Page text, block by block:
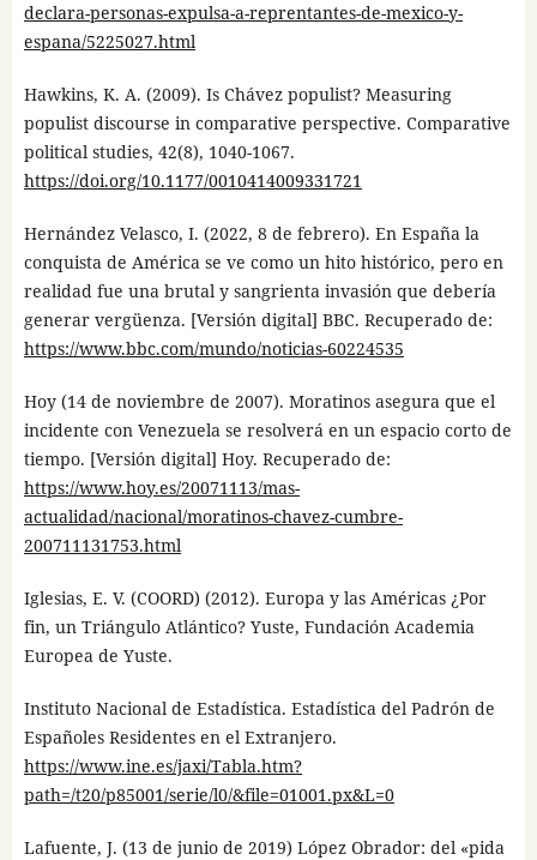
declara-personas-expulsa-a-reprentantes-de-mexico-y-
espana/5225027.html
Hawkins, K. A. (2009). Is Chávez populist? Measuring
populist discourse in comparative perspective. Comparative
political studies, 42(8), 1040-1067.
https://doi.org/10.1177/0010414009331721
Hernández Velasco, I. (2022, 8 de febrero). En España la
conquista de América se ve como un hito histórico, pero en
realidad fue una brutal y sangrienta invasión que debería
generar vergüenza. [Versión digital] BBC. Recuperado de:
https://www.bbc.com/mundo/noticias-60224535
Hoy (14 de noviembre de 2007). Moratinos asegura que el
incidente con Venezuela se resolverá en un espacio corto de
tiempo. [Versión digital] Hoy. Recuperado de:
https://www.hoy.es/20071113/mas-
actualidad/nacional/moratinos-chavez-cumbre-
200711131753.html
Iglesias, E. V. (COORD) (2012). Europa y las Américas ¿Por
fin, un Triángulo Atlántico? Yuste, Fundación Academia
Europea de Yuste.
Instituto Nacional de Estadística. Estadística del Padrón de
Españoles Residentes en el Extranjero.
https://www.ine.es/jaxi/Tabla.htm?
path=/t20/p85001/serie/l0/&file=01001.px&L=0
Lafuente, J. (13 de junio de 2019) López Obrador: del «pida